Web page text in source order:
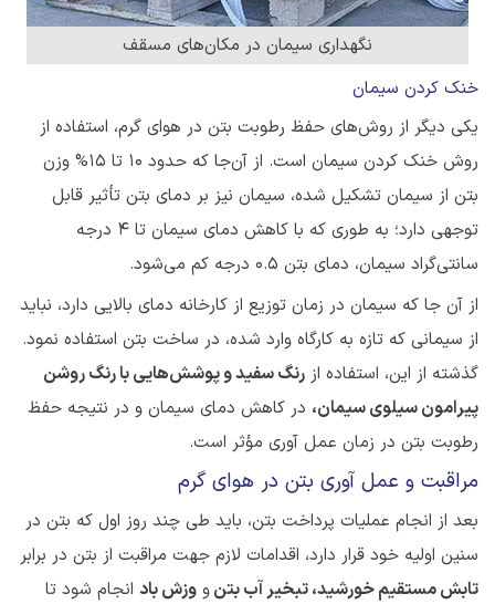
نگهداری سیمان در مکان‌های مسقف
خنک کردن سیمان
یکی دیگر از روش‌های حفظ رطوبت بتن در هوای گرم، استفاده از
روش خنک کردن سیمان است. از آن‌جا که حدود ۱۰ تا ۱۵% وزن
بتن از سیمان تشکیل شده، سیمان نیز بر دمای بتن تأثیر قابل
توجهی دارد؛ به طوری که با کاهش دمای سیمان تا 4 درجه
سانتی‌گراد سیمان، دمای بتن 0.5 درجه کم می‌شود.
از آن جا که سیمان در زمان توزیع از کارخانه دمای بالایی دارد، نباید
از سیمانی که تازه به کارگاه وارد شده، در ساخت بتن استفاده نمود.
گذشته از این، استفاده از رنگ سفید و پوشش‌هایی با رنگ روشن
پیرامون سیلوی سیمان، در کاهش دمای سیمان و در نتیجه حفظ
رطوبت بتن در زمان عمل آوری مؤثر است.
مراقبت و عمل آوری بتن در هوای گرم
بعد از انجام عملیات پرداخت بتن، باید طی چند روز اول که بتن در
سنین اولیه خود قرار دارد، اقدامات لازم جهت مراقبت از بتن در برابر
تابش مستقیم خورشید، تبخیر آب بتنو وزش باد انجام شود تا